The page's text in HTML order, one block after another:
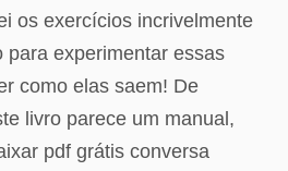
os exercícios incrivelmente
para experimentar essas
como elas saem! De
livro parece um manual,
pdf grátis conversa